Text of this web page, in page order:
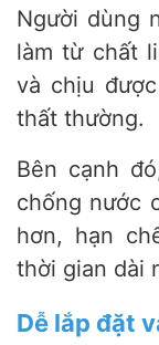
Người dùng
làm từ chất
và chịu
thất thường.
Bên cạnh
chống nước
hơn, hạn
thời gian dài
Dễ lắp đặt